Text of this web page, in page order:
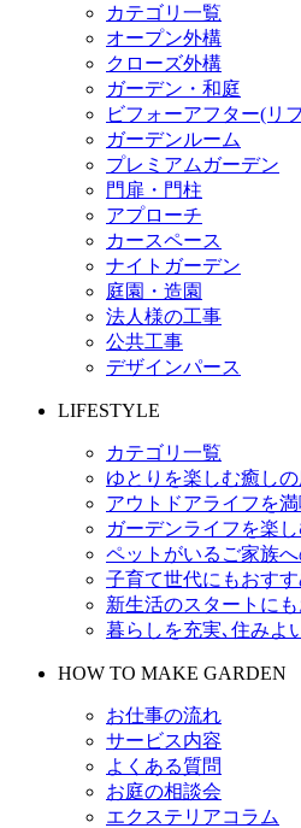
カテゴリ一覧
オープン外構
クローズ外構
ガーデン・和庭
ビフォーアフター(リ
ガーデンルーム
プレミアムガーデン
門扉・門柱
アプローチ
カースペース
ナイトガーデン
庭園・造園
法人様の工事
公共工事
デザインパース
LIFESTYLE
カテゴリ一覧
ゆとりを楽しむ癒しの
アウトドアライフを
ガーデンライフを楽
ペットがいるご家族
子育て世代にもおす
新生活のスタートに
暮らしを充実､住みよ
HOW TO MAKE GARDEN
お仕事の流れ
サービス内容
よくある質問
お庭の相談会
エクステリアコラム